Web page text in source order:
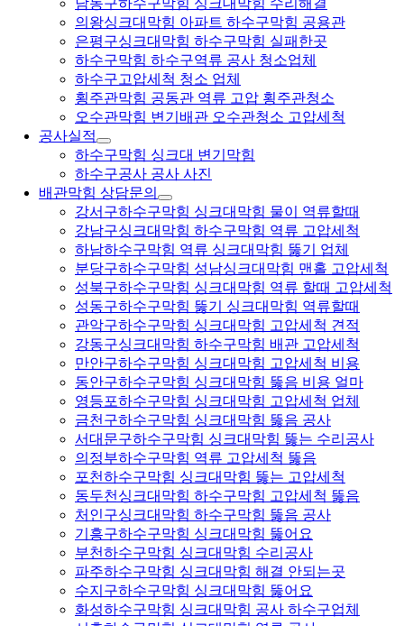
남동구하수구막힘 싱크대막힘 수리해결
의왕싱크대막힘 아파트 하수구막힘 공용관
은평구싱크대막힘 하수구막힘 실패한곳
하수구막힘 하수구역류 공사 청소업체
하수구고압세척 청소 업체
횡주관막힘 공동관 역류 고압 횡주관청소
오수관막힘 변기배관 오수관청소 고압세척
공사실적
하수구막힘 싱크대 변기막힘
하수구공사 공사 사진
배관막힘 상담문의
강서구하수구막힘 싱크대막힘 물이 역류할때
강남구싱크대막힘 하수구막힘 역류 고압세척
하남하수구막힘 역류 싱크대막힘 뚫기 업체
분당구하수구막힘 성남싱크대막힘 맨홀 고압세척
성북구하수구막힘 싱크대막힘 역류 할때 고압세척
성동구하수구막힘 뚫기 싱크대막힘 역류할때
관악구하수구막힘 싱크대막힘 고압세척 견적
강동구싱크대막힘 하수구막힘 배관 고압세척
만안구하수구막힘 싱크대막힘 고압세척 비용
동안구하수구막힘 싱크대막힘 뚫음 비용 얼마
영등포하수구막힘 싱크대막힘 고압세척 업체
금천구하수구막힘 싱크대막힘 뚫음 공사
서대문구하수구막힘 싱크대막힘 뚫는 수리공사
의정부하수구막힘 역류 고압세척 뚫음
포천하수구막힘 싱크대막힘 뚫는 고압세척
동두천싱크대막힘 하수구막힘 고압세척 뚫음
처인구싱크대막힘 하수구막힘 뚫음 공사
기흥구하수구막힘 싱크대막힘 뚫어요
부천하수구막힘 싱크대막힘 수리공사
파주하수구막힘 싱크대막힘 해결 안되는곳
수지구하수구막힘 싱크대막힘 뚫어요
화성하수구막힘 싱크대막힘 공사 하수구업체